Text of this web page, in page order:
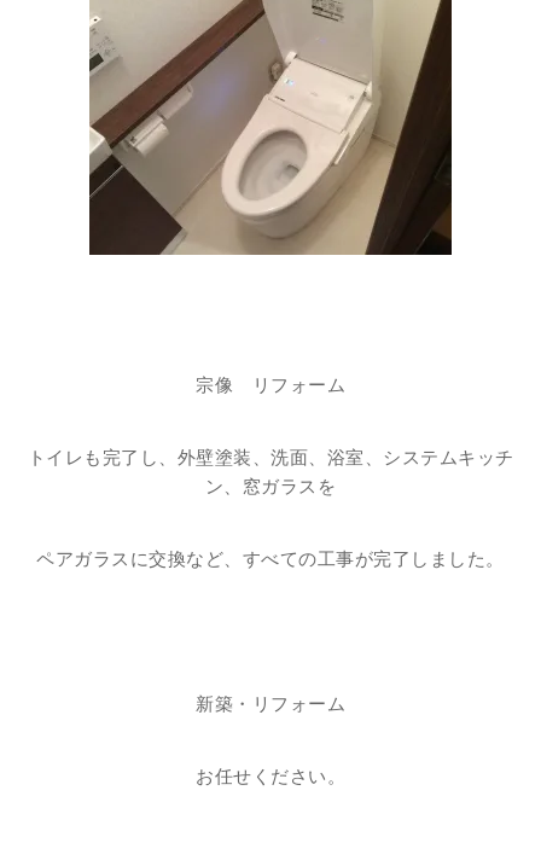
宗像 リフォーム
トイレも完了し、外壁塗装、洗面、浴室、システムキッチ
ン、窓ガラスを
ペアガラスに交換など、すべての工事が完了しました。
新築・リフォーム
お任せください。